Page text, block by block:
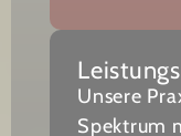
Unsere
Spektrum